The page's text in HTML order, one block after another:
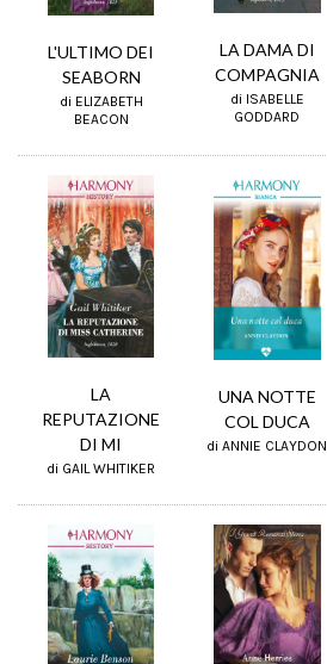
L'ULTIMO DEI
SEABORN
di ELIZABETH
BEACON
LA DAMA DI
COMPAGNIA
di ISABELLE
GODDARD
LA
REPUTAZIONE
DI MI
di GAIL WHITIKER
UNA NOTTE
COL DUCA
di ANNIE CLAYDON